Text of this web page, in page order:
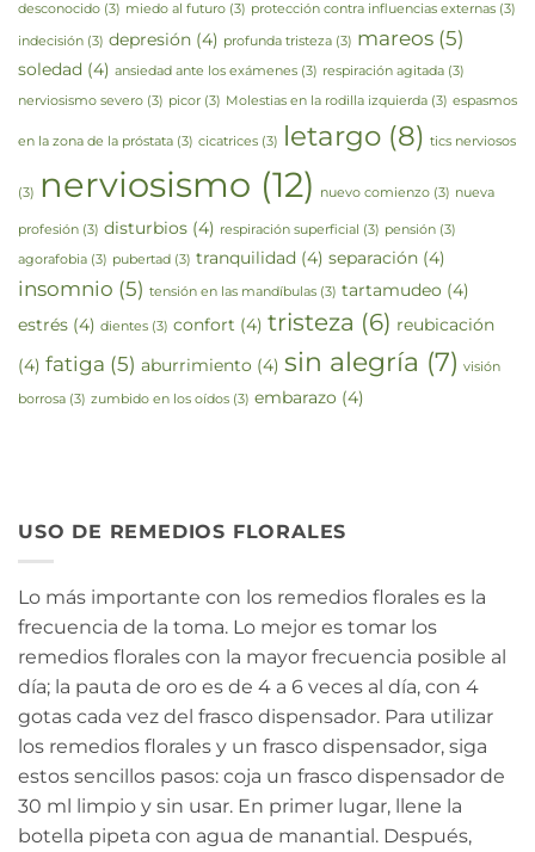
desconocido (3) miedo al futuro (3) protección contra influencias externas (3)
indecisión (3) depresión (4) profunda tristeza (3) mareos (5)
soledad (4) ansiedad ante los exámenes (3) respiración agitada (3)
nerviosismo severo (3) picor (3) Molestias en la rodilla izquierda (3) espasmos
en la zona de la próstata (3) cicatrices (3) letargo (8) tics nerviosos
(3) nerviosismo (12) nuevo comienzo (3) nueva
profesión (3) disturbios (4) respiración superficial (3) pensión (3)
agorafobia (3) pubertad (3) tranquilidad (4) separación (4)
insomnio (5) tensión en las mandíbulas (3) tartamudeo (4)
estrés (4) dientes (3) confort (4) tristeza (6) reubicación
(4) fatiga (5) aburrimiento (4) sin alegría (7) visión
borrosa (3) zumbido en los oídos (3) embarazo (4)
USO DE REMEDIOS FLORALES
Lo más importante con los remedios florales es la
frecuencia de la toma. Lo mejor es tomar los
remedios florales con la mayor frecuencia posible al
día; la pauta de oro es de 4 a 6 veces al día, con 4
gotas cada vez del frasco dispensador. Para utilizar
los remedios florales y un frasco dispensador, siga
estos sencillos pasos: coja un frasco dispensador de
30 ml limpio y sin usar. En primer lugar, llene la
botella pipeta con agua de manantial. Después,